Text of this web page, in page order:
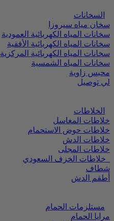
السخانات
سخان مياه سيروزا
سخانات المياه الكهربائية العمودية
سخانات المياه الكهربائية الأفقية
سخانات المياه الكهربائية المركزية
سخانات المياه الشمسية
محبس زاوية
لي توصيل
الخلاطات
خلاطات المغاسل
خلاطات حوض الاستحمام
خلاطات الدش
خلاطات المجلى
شطاف
أطقم الدش
مستلزمات الحمام
مرايا الحمام